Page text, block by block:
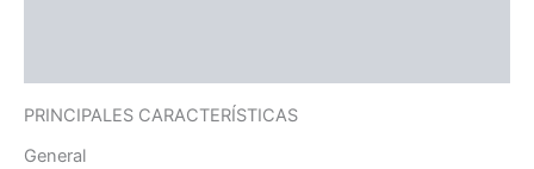
PRINCIPALES CARACTERÍSTICAS
General